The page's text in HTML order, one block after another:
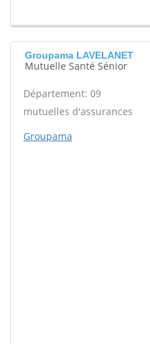
Groupama LAVELANET
Mutuelle Santé Sénior
Département: 09
mutuelles d'assurances
Groupama